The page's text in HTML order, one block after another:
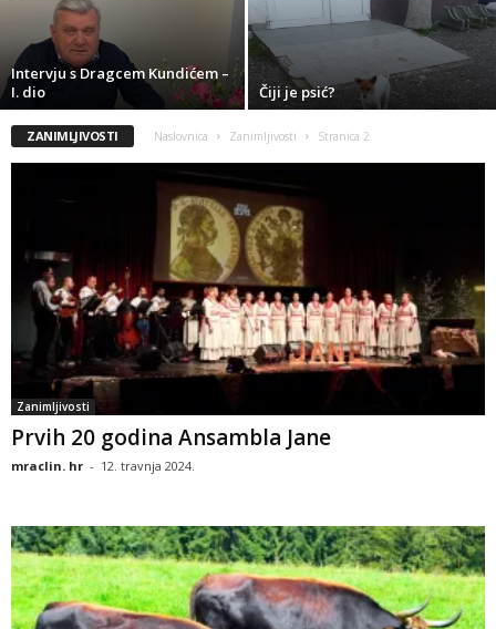
Intervju s Dragcem Kundićem –
I. dio
Čiji je psić?
ZANIMLJIVOSTI Naslovnica Zanimljivosti Stranica 2
Zanimljivosti
Prvih 20 godina Ansambla Jane
mraclin. hr - 12. travnja 2024.